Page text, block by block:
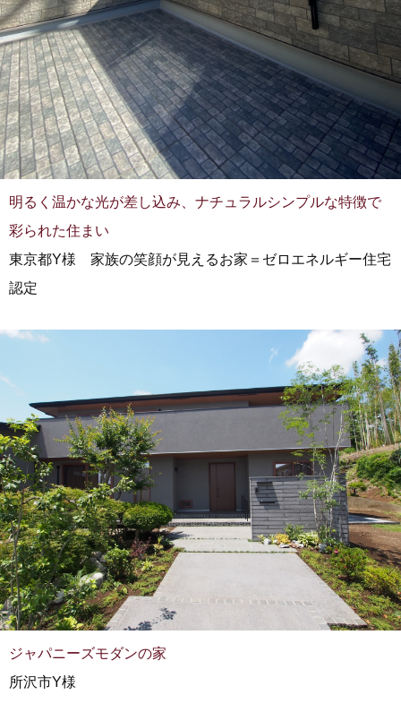
明るく温かな光が差し込み、ナチュラルシンプルな特徴で
彩られた住まい
東京都Y様 家族の笑顔が見えるお家＝ゼロエネルギー住宅
認定
ジャパニーズモダンの家
所沢市Y様